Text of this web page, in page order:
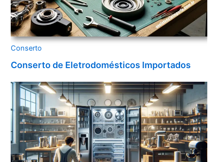
Conserto
Conserto de Eletrodomésticos Importados